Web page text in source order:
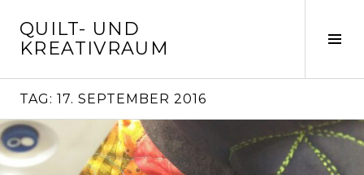
zum
Inhalt
QUILT- UND
KREATIVRAUM
TAG: 17. SEPTEMBER 2016